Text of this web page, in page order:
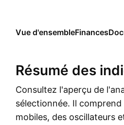
Vue d'ensembleFinances
Résumé des
Consultez l'aperçu de
sélectionnée. Il
mobiles, des oscillateurs